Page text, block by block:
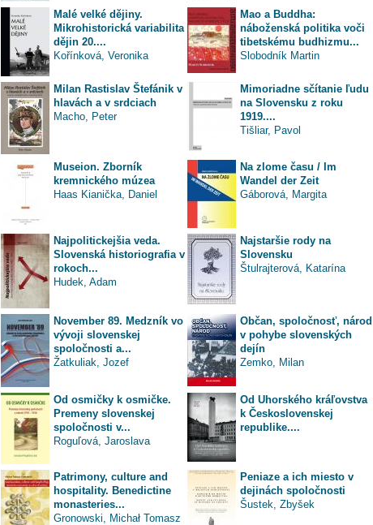
Malé velké dějiny.
Mikrohistorická variabilita
dějin 20....
Kořínková, Veronika
Mao a Buddha:
náboženská politika voči
tibetskému budhizmu...
Slobodník Martin
Milan Rastislav Štefánik v
hlavách a v srdciach
Macho, Peter
Mimoriadne sčítanie ľudu
na Slovensku z roku
1919....
Tišliar, Pavol
Museion. Zborník
kremnického múzea
Haas Kianička, Daniel
Na zlome času / Im
Wandel der Zeit
Gáborová, Margita
Najpolitickejšia veda.
Slovenská historiografia v
rokoch...
Hudek, Adam
Najstaršie rody na
Slovensku
Štulrajterová, Katarína
November 89. Medzník vo
vývoji slovenskej
spoločnosti a...
Žatkuliak, Jozef
Občan, spoločnosť, národ
v pohybe slovenských
dejín
Zemko, Milan
Od osmičky k osmičke.
Premeny slovenskej
spoločnosti v...
Roguľová, Jaroslava
Od Uhorského kráľovstva
k Československej
republike....
Patrimony, culture and
hospitality. Benedictine
monasteries...
Gronowski, Michał Tomasz
Peniaze a ich miesto v
dejinách spoločnosti
Šustek, Zbyšek